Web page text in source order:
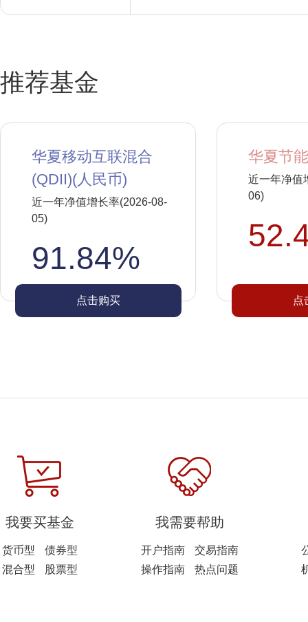
推荐基金
华夏移动互联混合
(QDII)(人民币)
近一年净值增长率(2026-08-
05)
91.84%
点击购买
华夏节
近一年净值
06)
点
我要买基金
货币型
债券型
混合型
股票型
我需要帮助
开户指南
交易指南
操作指南
热点问题